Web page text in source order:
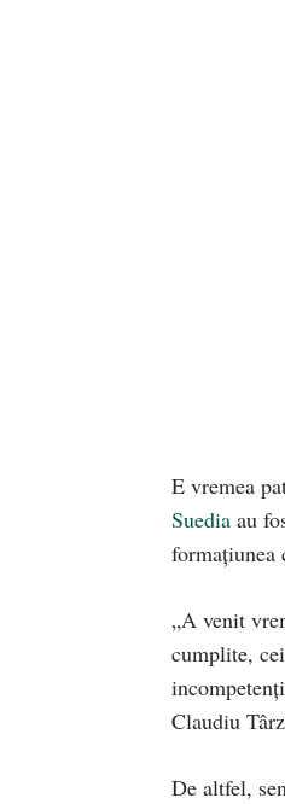
E vremea
Suedia au
formațiunea
„A venit
cumplite,
Claudiu
De altfel,